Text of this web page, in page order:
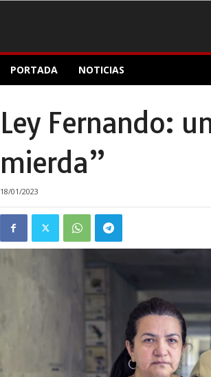
PORTADA NOTICIAS
Ley Fernando:
mierda”
18/01/2023